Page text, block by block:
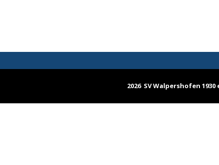
2026 SV Walpershofen